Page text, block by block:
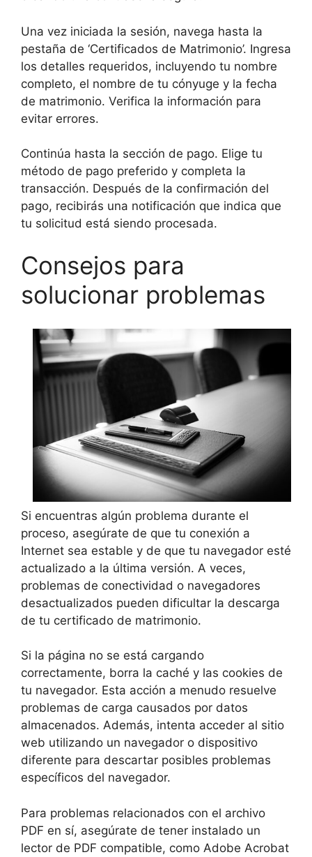
Una vez iniciada la sesión, navega hasta la
pestaña de ‘Certificados de Matrimonio’. Ingresa
los detalles requeridos, incluyendo tu nombre
completo, el nombre de tu cónyuge y la fecha
de matrimonio. Verifica la información para
evitar errores.
Continúa hasta la sección de pago. Elige tu
método de pago preferido y completa la
transacción. Después de la confirmación del
pago, recibirás una notificación que indica que
tu solicitud está siendo procesada.
Consejos para
solucionar problemas
Si encuentras algún problema durante el
proceso, asegúrate de que tu conexión a
Internet sea estable y de que tu navegador esté
actualizado a la última versión. A veces,
problemas de conectividad o navegadores
desactualizados pueden dificultar la descarga
de tu certificado de matrimonio.
Si la página no se está cargando
correctamente, borra la caché y las cookies de
tu navegador. Esta acción a menudo resuelve
problemas de carga causados por datos
almacenados. Además, intenta acceder al sitio
web utilizando un navegador o dispositivo
diferente para descartar posibles problemas
específicos del navegador.
Para problemas relacionados con el archivo
PDF en sí, asegúrate de tener instalado un
lector de PDF compatible, como Adobe Acrobat